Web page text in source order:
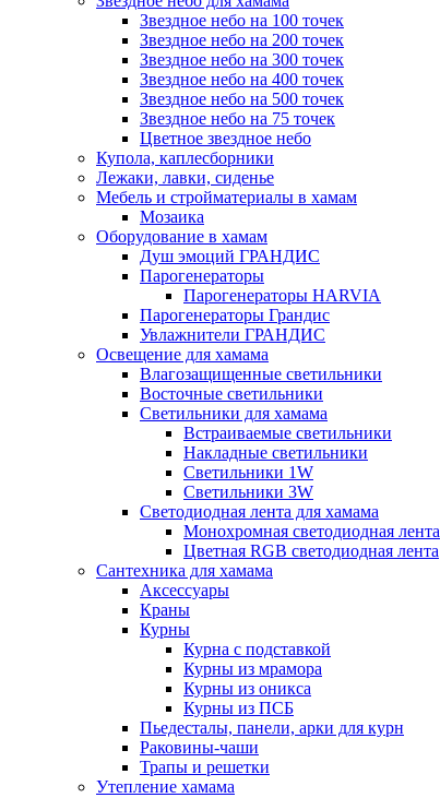
Звездное небо на 100 точек
Звездное небо на 200 точек
Звездное небо на 300 точек
Звездное небо на 400 точек
Звездное небо на 500 точек
Звездное небо на 75 точек
Цветное звездное небо
Купола, каплесборники
Лежаки, лавки, сиденье
Мебель и стройматериалы в хамам
Мозаика
Оборудование в хамам
Душ эмоций ГРАНДИС
Парогенераторы
Парогенераторы HARVIA
Парогенераторы Грандис
Увлажнители ГРАНДИС
Освещение для хамама
Влагозащищенные светильники
Восточные светильники
Светильники для хамама
Встраиваемые светильники
Накладные светильники
Светильники 1W
Светильники 3W
Светодиодная лента для хамама
Монохромная светодиодная лента
Цветная RGB светодиодная лента
Сантехника для хамама
Аксессуары
Краны
Курны
Курна с подставкой
Курны из мрамора
Курны из оникса
Курны из ПСБ
Пьедесталы, панели, арки для курн
Раковины-чаши
Трапы и решетки
Утепление хамама